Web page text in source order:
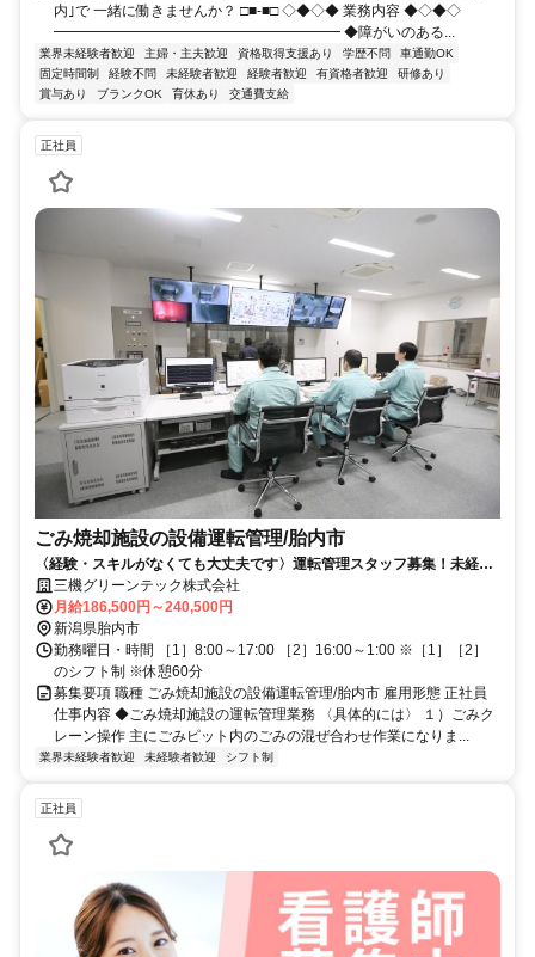
内｣で 一緒に働きませんか？ □■-■□ ◇◆◇◆ 業務内容 ◆◇◆◇
━━━━━━━━━━━━━━━━━━━━ ◆障がいのある...
業界未経験者歓迎 主婦・主夫歓迎 資格取得支援あり 学歴不問
車通勤OK
固定時間制
経験不問 未経験者歓迎 経験者歓迎 有資格者歓迎
研修あり
賞与あり
ブランクOK 育休あり 交通費支給
正社員
ごみ焼却施設の設備運転管理/胎内市
〈経験・スキルがなくても大丈夫です〉運転管理スタッフ募集！未経験
OK/研修制度/30～50代活躍中
三機グリーンテック株式会社
月給186,500円～240,500円
新潟県胎内市
勤務曜日・時間 ［1］8:00～17:00 ［2］16:00～1:00 ※［1］［2］
のシフト制 ※休憩60分
募集要項 職種 ごみ焼却施設の設備運転管理/胎内市 雇用形態 正社員
仕事内容 ◆ごみ焼却施設の運転管理業務 〈具体的には〉 １）ごみク
レーン操作 主にごみピット内のごみの混ぜ合わせ作業になりま...
業界未経験者歓迎 未経験者歓迎 シフト制
正社員